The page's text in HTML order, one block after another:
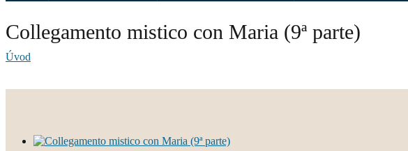
Collegamento mistico con Maria (9ª parte)
Úvod